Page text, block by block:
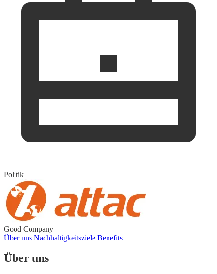
Politik
Good Company
Über uns Nachhaltigkeitsziele Benefits
Über uns